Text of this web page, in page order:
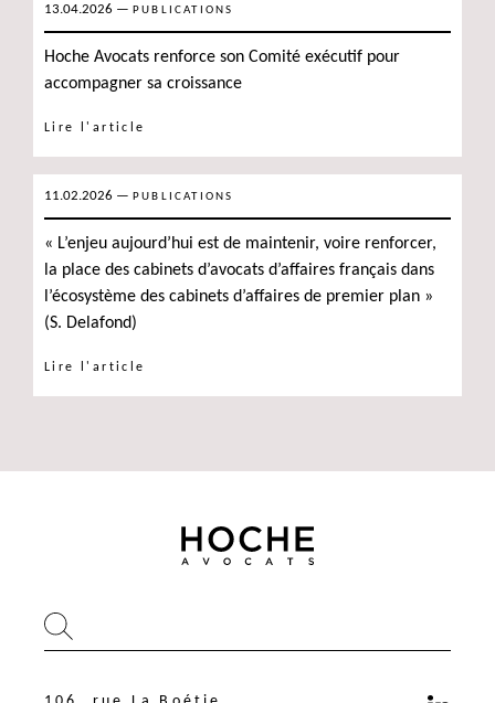
13.04.2026 — PUBLICATIONS
Hoche Avocats renforce son Comité exécutif pour
accompagner sa croissance
Lire l'article
11.02.2026 — PUBLICATIONS
« L’enjeu aujourd’hui est de maintenir, voire renforcer,
la place des cabinets d’avocats d’affaires français dans
l’écosystème des cabinets d’affaires de premier plan »
(S. Delafond)
Lire l'article